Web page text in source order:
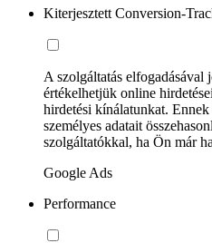
Kiterjesztett Conversion-
A szolgáltatás elfogadásával
értékelhetjük online
hirdetési kínálatunkat.
személyes adatait
szolgáltatókkal, ha Ön már
Google Ads
Performance